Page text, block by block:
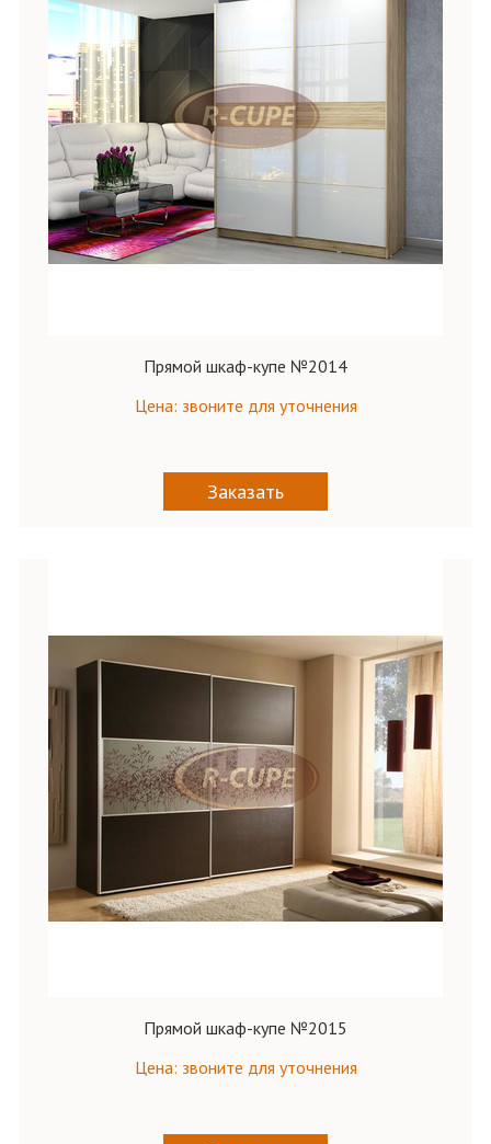
Прямой шкаф-купе №2014
Цена: звоните для уточнения
Заказать
Прямой шкаф-купе №2015
Цена: звоните для уточнения